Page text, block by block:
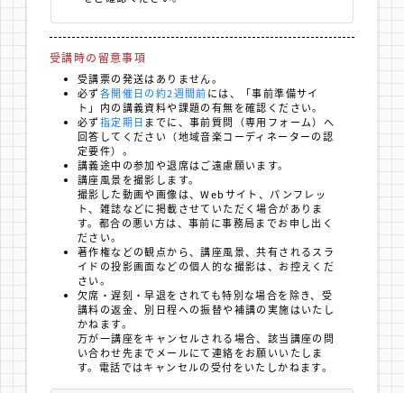
受講時の留意事項
受講票の発送はありません。
必ず各開催日の約2週間前には、「事前準備サイ
ト」内の講義資料や課題の有無を確認ください。
必ず指定期日 までに、事前質問（専用フォーム）へ
回答してください（地域音楽コーディネーターの認
定要件）。
講義途中の参加や退席はご遠慮願います。
講座風景を撮影します。
撮影した動画や画像は、Webサイト、パンフレッ
ト、雑誌などに掲載させていただく場合がありま
す。都合の悪い方は、事前に事務局までお申し出く
ださい。
著作権などの観点から、講座風景、共有されるスラ
イドの投影画面などの個人的な撮影は、お控えくだ
さい。
欠席・遅刻・早退をされても特別な場合を除き、受
講料の返金、別日程への振替や補講の実施はいたし
かねます。
万が一講座をキャンセルされる場合、該当講座の問
い合わせ先までメールにて連絡をお願いいたしま
す。電話ではキャンセルの受付をいたしかねます。